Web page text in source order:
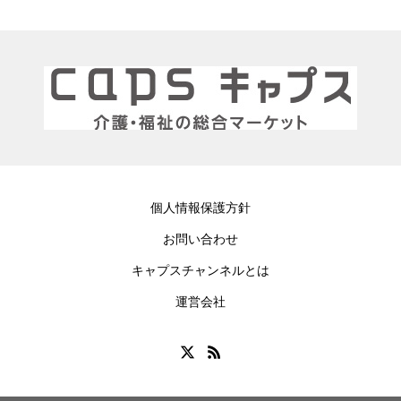
個人情報保護方針
お問い合わせ
キャプスチャンネルとは
運営会社